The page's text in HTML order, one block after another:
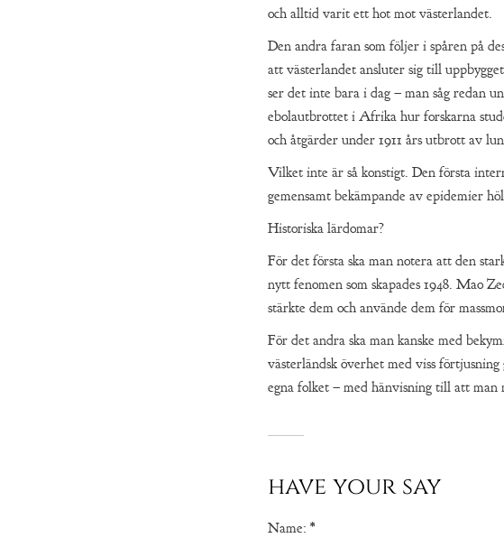
och alltid varit ett hot mot västerlandet.
Den andra faran som följer i spåren på
att västerlandet ansluter sig till
ser det inte bara i dag – man såg redan
ebolautbrottet i Afrika hur forskarna
och åtgärder under 1911 års utbrott av
Vilket inte är så konstigt. Den första
gemensamt bekämpande av epidemier
Historiska lärdomar?
För det första ska man notera att den
nytt fenomen som skapades 1948. Mao
stärkte dem och använde dem för
För det andra ska man kanske med
västerländsk överhet med viss
egna folket – med hänvisning till att man
have your say
Name: *